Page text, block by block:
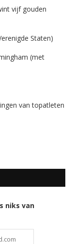
vijf gouden
Staten)
(met
van topatleten
niks van